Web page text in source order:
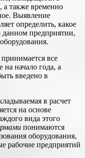
а также временно
Выявление
опреде­лить, какое
данном предпри­ятии,
все
на начало года, а
введено в
в расчет
на основе
вида этого
понимаются
оборудования,
рабочие предприятий